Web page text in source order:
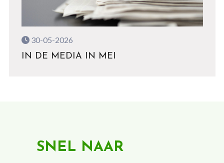
30-05-2026
IN DE MEDIA IN MEI
SNEL NAAR